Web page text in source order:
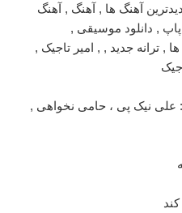
علی نیک پی ، حامی نخواهی ,